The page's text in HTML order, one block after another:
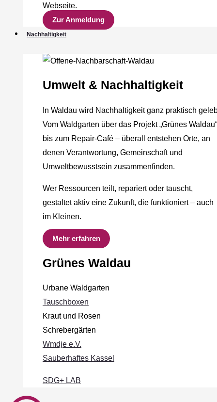
Webseite.
Zur Anmeldung
Nachhaltigkeit
Umwelt & Nachhaltigkeit
In Waldau wird Nachhaltigkeit ganz praktisch
Vom Waldgarten über das Projekt „Grünes Waldau“
bis zum Repair-Café – überall entstehen Orte, an
denen Verantwortung, Gemeinschaft und
Umweltbewusstsein zusammenfinden.
Wer Ressourcen teilt, repariert oder tauscht,
gestaltet aktiv eine Zukunft, die funktioniert – auch
im Kleinen.
Mehr erfahren
Grünes Waldau
Urbane Waldgarten
Tauschboxen
Kraut und Rosen
Schrebergärten
Wmdje e.V.
Sauberhaftes Kassel
SDG+ LAB